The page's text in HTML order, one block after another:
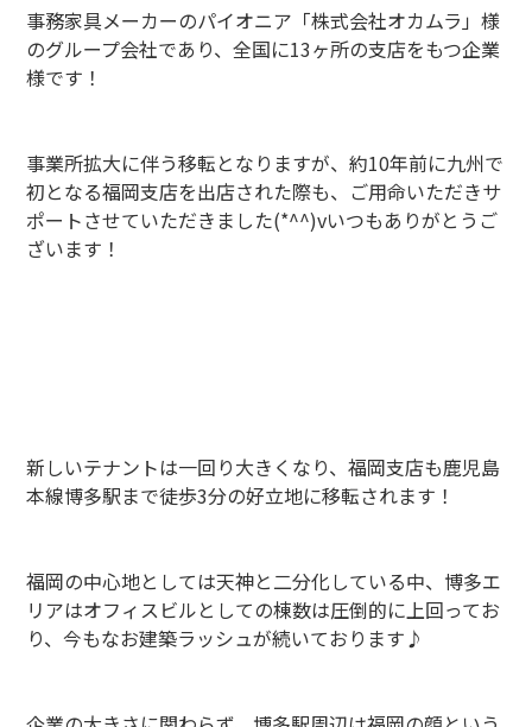
事務家具メーカーのパイオニア「株式会社オカムラ」様
のグループ会社であり、全国に13ヶ所の支店をもつ企業
様です！
事業所拡大に伴う移転となりますが、約10年前に九州で
初となる福岡支店を出店された際も、ご用命いただきサ
ポートさせていただきました(*^^)vいつもありがとうご
ざいます！
新しいテナントは一回り大きくなり、福岡支店も鹿児島
本線博多駅まで徒歩3分の好立地に移転されます！
福岡の中心地としては天神と二分化している中、博多エ
リアはオフィスビルとしての棟数は圧倒的に上回ってお
り、今もなお建築ラッシュが続いております♪